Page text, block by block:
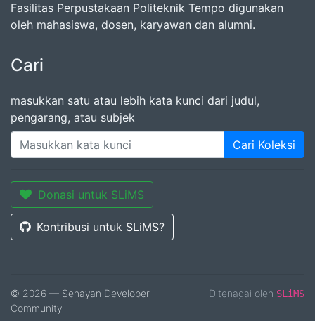
Fasilitas Perpustakaan Politeknik Tempo digunakan
oleh mahasiswa, dosen, karyawan dan alumni.
Cari
masukkan satu atau lebih kata kunci dari judul,
pengarang, atau subjek
Cari Koleksi
Donasi untuk SLiMS
Kontribusi untuk SLiMS?
© 2026 — Senayan Developer
Community
Ditenagai oleh SLiMS